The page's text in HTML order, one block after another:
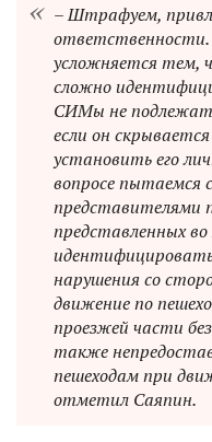
– Штрафуем,
ответственности.
усложняется тем,
сложно
СИМы не подлежат
если он
установить его
вопросе пытаемся
представителями
представленных
нарушения со
движение по
проезжей части
также
пешеходам при
отметил Саяпин.